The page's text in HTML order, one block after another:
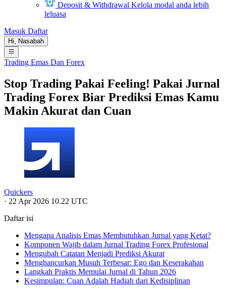
Deposit & Withdrawal Kelola modal anda lebih
leluasa
Masuk Daftar
Hi, Nasabah
Trading Emas Dan Forex
Stop Trading Pakai Feeling! Pakai Jurnal
Trading Forex Biar Prediksi Emas Kamu
Makin Akurat dan Cuan
Quickers
· 22 Apr 2026 10.22 UTC
Daftar isi
Mengapa Analisis Emas Membutuhkan Jurnal yang Ketat?
Komponen Wajib dalam Jurnal Trading Forex Profesional
Mengubah Catatan Menjadi Prediksi Akurat
Menghancurkan Musuh Terbesar: Ego dan Keserakahan
Langkah Praktis Memulai Jurnal di Tahun 2026
Kesimpulan: Cuan Adalah Hadiah dari Kedisiplinan